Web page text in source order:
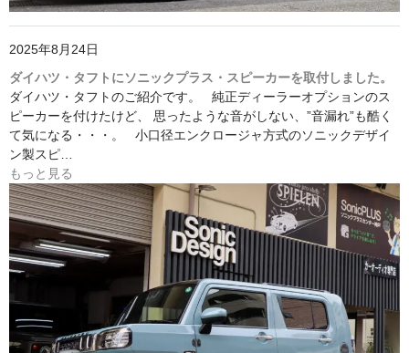
2025年8月24日
ダイハツ・タフトにソニックプラス・スピーカーを取付しました。
ダイハツ・タフトのご紹介です。 純正ディーラーオプションのス
ピーカーを付けたけど、 思ったような音がしない、”音漏れ”も酷く
て気になる・・・。 小口径エンクロージャ方式のソニックデザイ
ン製スピ…
もっと見る